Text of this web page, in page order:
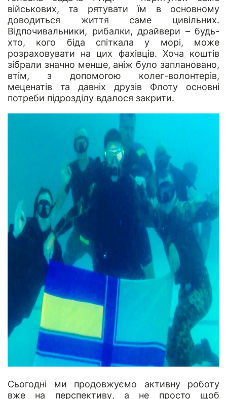
військових, та рятувати їм в основному
доводиться життя саме цивільних.
Відпочивальники, рибалки, драйвери – будь-
хто, кого біда спіткала у морі, може
розраховувати на цих фахівців. Хоча коштів
зібрали значно менше, аніж було заплановано,
втім, з допомогою колег-волонтерів,
меценатів та давніх друзів Флоту основні
потреби підрозділу вдалося закрити.
Сьогодні ми продовжуємо активну роботу
вже на перспективу, а не просто щоб